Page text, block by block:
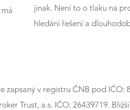
jinak. Není to o tlaku na
hledání řešení a
zapsaný v registru ČNB pod IČO:
Trust, a.s. IČO: 26439719.